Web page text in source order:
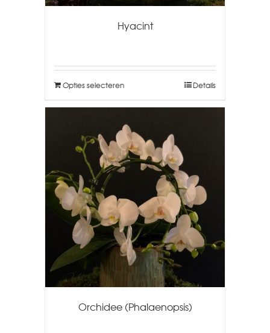
Hyacint
Opties selecteren Details
Orchidee (Phalaenopsis)